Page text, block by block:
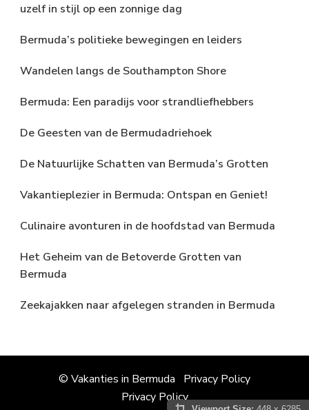
uzelf in stijl op een zonnige dag
Bermuda’s politieke bewegingen en leiders
Wandelen langs de Southampton Shore
Bermuda: Een paradijs voor strandliefhebbers
De Geesten van de Bermudadriehoek
De Natuurlijke Schatten van Bermuda’s Grotten
Vakantieplezier in Bermuda: Ontspan en Geniet!
Culinaire avonturen in de hoofdstad van Bermuda
Het Geheim van de Betoverde Grotten van
Bermuda
Zeekajakken naar afgelegen stranden in Bermuda
© Vakanties in Bermuda Privacy Policy
Privacy Policy